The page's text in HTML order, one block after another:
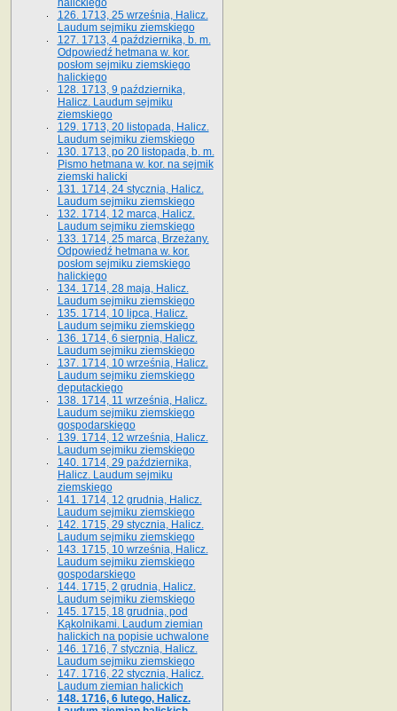
halickiego
126. 1713, 25 września, Halicz.
Laudum sejmiku ziemskiego
127. 1713, 4 października, b. m.
Odpowiedź hetmana w. kor.
posłom sejmiku ziemskiego
halickiego
128. 1713, 9 października,
Halicz. Laudum sejmiku
ziemskiego
129. 1713, 20 listopada, Halicz.
Laudum sejmiku ziemskiego
130. 1713, po 20 listopada, b. m.
Pismo hetmana w. kor. na sejmik
ziemski halicki
131. 1714, 24 stycznia, Halicz.
Laudum sejmiku ziemskiego
132. 1714, 12 marca, Halicz.
Laudum sejmiku ziemskiego
133. 1714, 25 marca, Brzeżany.
Odpowiedź hetmana w. kor.
posłom sejmiku ziemskiego
halickiego
134. 1714, 28 maja, Halicz.
Laudum sejmiku ziemskiego
135. 1714, 10 lipca, Halicz.
Laudum sejmiku ziemskiego
136. 1714, 6 sierpnia, Halicz.
Laudum sejmiku ziemskiego
137. 1714, 10 września, Halicz.
Laudum sejmiku ziemskiego
deputackiego
138. 1714, 11 września, Halicz.
Laudum sejmiku ziemskiego
gospodarskiego
139. 1714, 12 września, Halicz.
Laudum sejmiku ziemskiego
140. 1714, 29 października,
Halicz. Laudum sejmiku
ziemskiego
141. 1714, 12 grudnia, Halicz.
Laudum sejmiku ziemskiego
142. 1715, 29 stycznia, Halicz.
Laudum sejmiku ziemskiego
143. 1715, 10 września, Halicz.
Laudum sejmiku ziemskiego
gospodarskiego
144. 1715, 2 grudnia, Halicz.
Laudum sejmiku ziemskiego
145. 1715, 18 grudnia, pod
Kąkolnikami. Laudum ziemian
halickich na popisie uchwalone
146. 1716, 7 stycznia, Halicz.
Laudum sejmiku ziemskiego
147. 1716, 22 stycznia, Halicz.
Laudum ziemian halickich
148. 1716, 6 lutego, Halicz.